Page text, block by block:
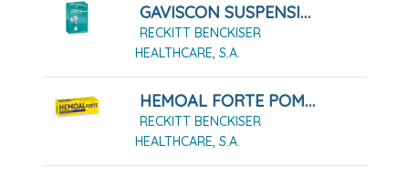
GAVISCON SUSPENSIÓN ORAL EN SOBRES SABOR MENTA, 24 Sobres
RECKITT BENCKISER
HEALTHCARE, S.A.
HEMOAL FORTE POMADA RECTAL 30 G
RECKITT BENCKISER
HEALTHCARE, S.A.